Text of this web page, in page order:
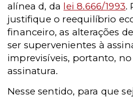
alínea d, da lei 8.666/1993.
justifique o reequilíbrio
financeiro, as alterações
ser supervenientes à
imprevisíveis, portanto, no
assinatura.
Nesse sentido, para que